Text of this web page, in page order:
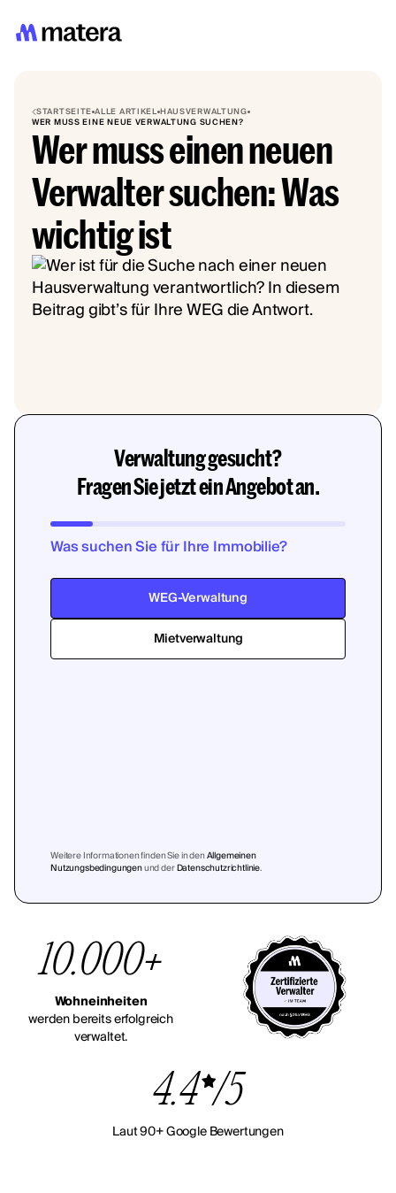
STARTSEITEALLE ARTIKELHAUSVERWALTUNG
WER MUSS EINE NEUE VERWALTUNG SUCHEN?
Wer muss einen neuen
Verwalter suchen: Was
wichtig ist
Verwaltung gesucht?
Fragen Sie jetzt ein Angebot an.
Was suchen Sie für Ihre Immobilie?
WEG-Verwaltung
Mietverwaltung
Weitere Informationen finden Sie in denAllgemeinen
Nutzungsbedingungenund derDatenschutzrichtlinie.
10.000+
Wohneinheiten
werden bereits erfolgreich
verwaltet.
4.4 /5
Laut 90+ Google Bewertungen